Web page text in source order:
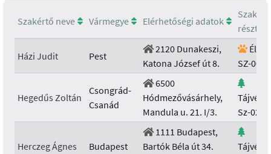
Szakértő neve Vármegye Elérhetőségi adatok
Házi Judit Pest
2120 Dunakeszi,
Katona József út 8.
SZ-
Hegedűs Zoltán
Csongrád-
Csanád
6500
Hódmezővásárhely,
Mandula u. 21. I/3.
Sz-029/
Herczeg Ágnes Budapest
1111 Budapest,
Bartók Béla út 34.